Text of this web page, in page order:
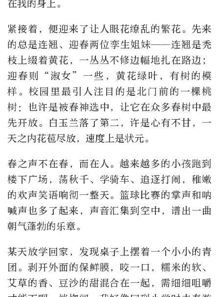
在我的身上。
紧接着，便迎来了让人眼花缭乱的繁花。先来
的总是连翘、迎春两位孪生姐妹——连翘是秃
枝上缀着黄花，一丛丛不修边幅地扎在路边；
迎春则“淑女”一些，黄花绿叶，有树的模
样。校园里最引人注目的是北门前的一棵桃
树：也许是被春神选中，让它在众多春树中最
先开放。白玉兰落了第二，许是心有不甘，一
天之内花苞尽放，速度上是状元。
春之声不在春，而在人。越来越多的小孩跑到
楼下广场，荡秋千、学骑车、追逐打闹，稚嫩
的欢声笑语响彻一整天。篮球比赛的掌声和呐
喊声也多了起来，声音汇集到空中，谱出一曲
朝气蓬勃的乐章。
某天放学回家，发现桌子上摆着一个小小的青
团。剥开外面的保鲜膜，咬一口，糯米的软、
艾草的香、豆沙的甜混合在一起，需细细咀嚼